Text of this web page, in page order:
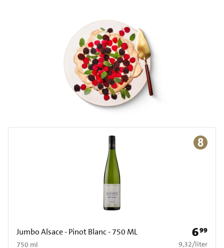
Jumbo Alsace - Pinot Blanc - 750 ML
750 ml
Prijs: €
699
€ 9,32 per liter
9,32/liter